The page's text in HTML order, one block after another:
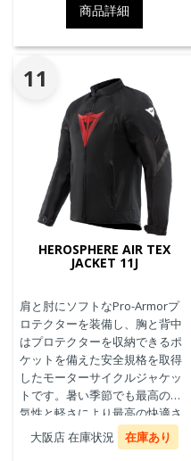
商品詳細
11
HEROSPHERE AIR TEX
JACKET 11J
肩と肘にソフトなPro-Armorプ
ロテクターを装備し、胸と背中
はプロテクターを収納できるポ
ケットを備えた安全規格を取得
したモーターサイクルジャケッ
トです。暑い季節でも最高の通
気性と軽さにより最高の快適さ
を実現します。
大阪店 在庫状況 在庫あり